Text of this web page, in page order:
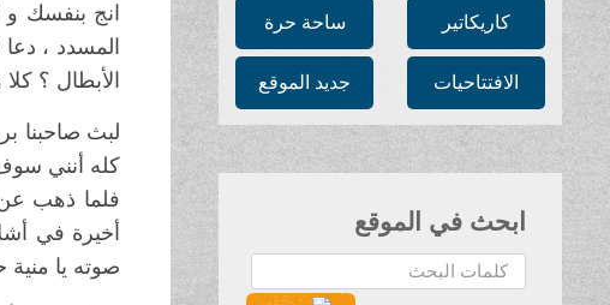
كاريكاتير ساحة حرة
الافتتاحيات جديد الموقع
ابحث في الموقع
البحث...
انج بنفسك
المسدد ،
الأبطال ؟
لبث صاحبنا
كله أنني
فلما ذهب عن
أخيرة في
صوته يا منية